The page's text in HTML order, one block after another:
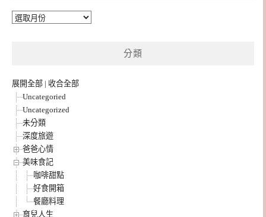
彙
分類
展開全部 | 收合全部
Uncategoried
Uncategorized
未分類
深度旅遊
爸爸心情
美味食記
咖啡甜點
好食開箱
餐廳料理
育兒人生